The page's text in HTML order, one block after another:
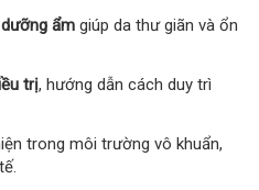
ẩm giúp da thư giãn và ổn
trị, hướng dẫn cách duy trì
trong môi trường vô khuẩn,